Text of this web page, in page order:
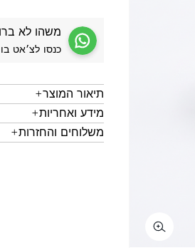
משהו לא
כנסו לצ׳אט
תיאור המוצר
מידע ואחריות
משלוחים והחזרות